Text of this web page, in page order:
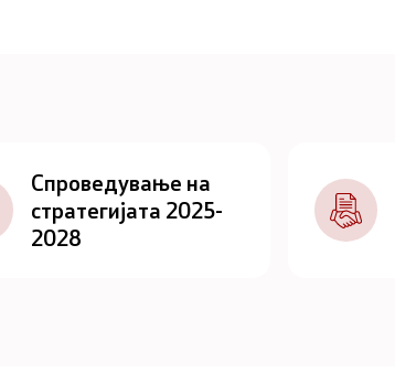
Спроведување на
стратегијата 2025-
2028